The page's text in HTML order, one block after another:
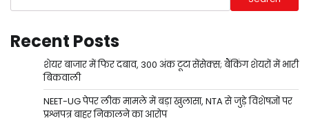
Recent Posts
शेयर बाजार में फिर दबाव, 300 अंक टूटा सेंसेक्स; बैंकिंग शेयरों में भारी
बिकवाली
NEET-UG पेपर लीक मामले में बड़ा खुलासा, NTA से जुड़े विशेषज्ञों पर
प्रश्नपत्र बाहर निकालने का आरोप